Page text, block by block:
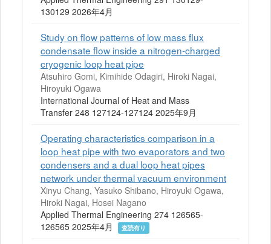
130129 2026年4月
Study on flow patterns of low mass flux
condensate flow inside a nitrogen-charged
cryogenic loop heat pipe
Atsuhiro Gomi, Kimihide Odagiri, Hiroki Nagai,
Hiroyuki Ogawa
International Journal of Heat and Mass
Transfer 248 127124-127124 2025年9月
Operating characteristics comparison in a
loop heat pipe with two evaporators and two
condensers and a dual loop heat pipes
network under thermal vacuum environment
Xinyu Chang, Yasuko Shibano, Hiroyuki Ogawa,
Hiroki Nagai, Hosei Nagano
Applied Thermal Engineering 274 126565-
126565 2025年4月
査読有り